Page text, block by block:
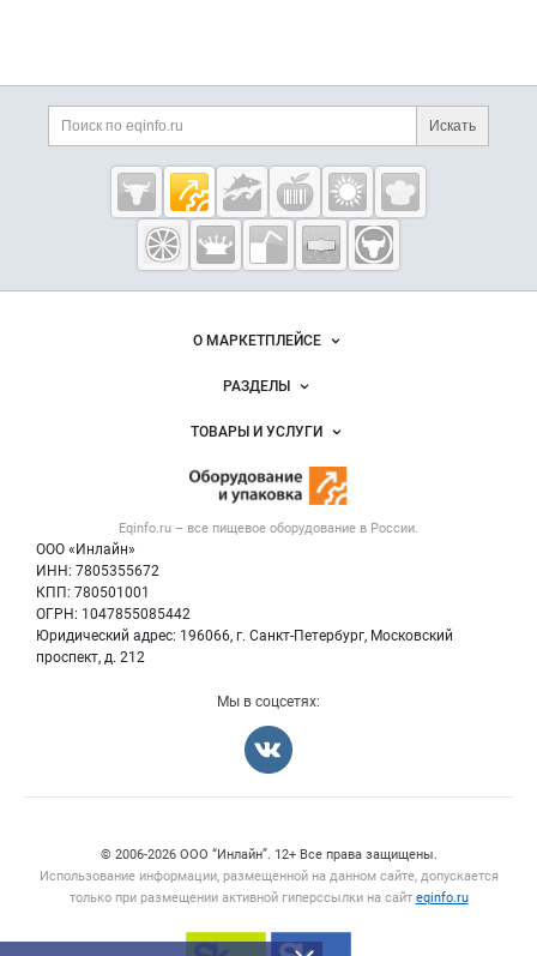
Дополнительная информация
Поиск по сайту и
Искать
Cсылки на полезные проекты
Eqinfo.ru —
пищевое
оборудование
Важные разделы и контакты
Eqinfo.ru – все пищевое оборудование в России.
ООО «Инлайн»
ИНН: 7805355672
КПП: 780501001
ОГРН: 1047855085442
Юридический адрес: 196066, г. Санкт-Петербург, Московский
проспект, д. 212
Навигация по сайтуО МАРКЕТПЛЕЙСЕ
Размещение рекламы
Публичная оферта
Контактная информация
Политика обработки персональных данных
РАЗДЕЛЫ
Вакансии
ТОВАРЫ И УСЛУГИ
Оборудование для пищепрома
Тара и упаковка
Б/у оборудование
Мы в соцсетях:
© 2006‑2026 ООО “Инлайн”. 12+ Все права защищены.
Использование информации, размещенной на данном сайте, допускается
только при размещении активной гиперссылки на сайт eqinfo.ru